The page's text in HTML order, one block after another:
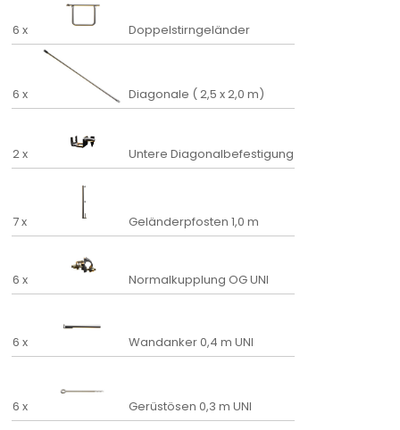
6 x Doppelstirngeländer
6 x Diagonale ( 2,5 x 2,0 m)
2 x Untere Diagonalbefestigung
7 x Geländerpfosten 1,0 m
6 x Normalkupplung OG UNI
6 x Wandanker 0,4 m UNI
6 x Gerüstösen 0,3 m UNI